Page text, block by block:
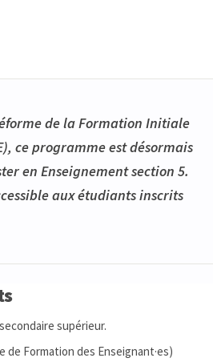
de la Formation Initiale
ce programme est désormais
en Enseignement section 5.
aux étudiants inscrits
supérieur.
de Formation des Enseignant·es)